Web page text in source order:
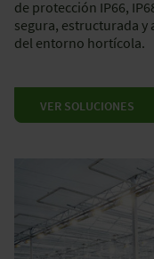
de protección IP66,
segura, estructurada y
del entorno hortícola.
VER SOLUCIONES